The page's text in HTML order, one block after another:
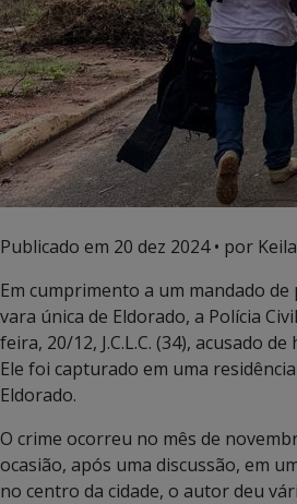
Publicado em 20 dez 2024• por
Em cumprimento a um mandado
vara única de Eldorado, a Polícia
feira, 20/12, J.C.L.C. (34), acusado
Ele foi capturado em uma
Eldorado.
O crime ocorreu no mês de
ocasião, após uma discussão, em
no centro da cidade, o autor deu